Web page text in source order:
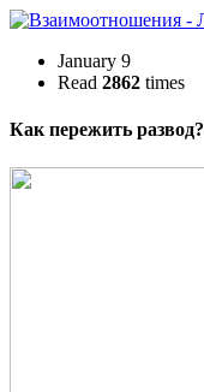
January 9
Read 2862 times
Как пережить развод?